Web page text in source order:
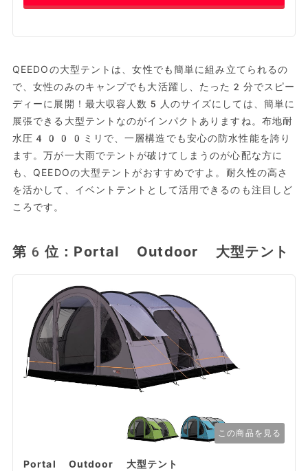
QEEDOの大型テントは、女性でも簡単に組み立てられるの
で、女性のみのキャンプでも大活躍し、たった2分でスピー
ディーに展開！最大収容人数5人のサイズにしては、簡単に
展張できる大型テントなのがインパクトありますね。布地耐
水圧4000ミリで、一層構造でも安心の防水性能を誇り
ます。万が一大雨でテントが破けてしまうのが心配な方に
も、QEEDOの大型テントがおすすめですよ。耐久性の高さ
を活かして、イベントテントとして活用できるのも注目しど
ころです。
第6位：Portal Outdoor 大型テント
この商品を見る
Portal Outdoor 大型テント